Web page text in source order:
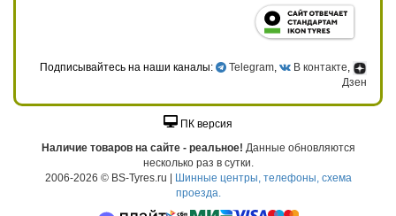
Подписывайтесь на наши каналы: Telegram, В контакте,
Дзен
ПК версия
Наличие товаров на сайте - реальное! Данные обновляются
несколько раз в сутки.
2006-2026 © BS-Tyres.ru |
Шинные центры, телефоны, схема
проезда.